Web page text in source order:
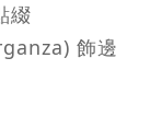
綴
飾邊